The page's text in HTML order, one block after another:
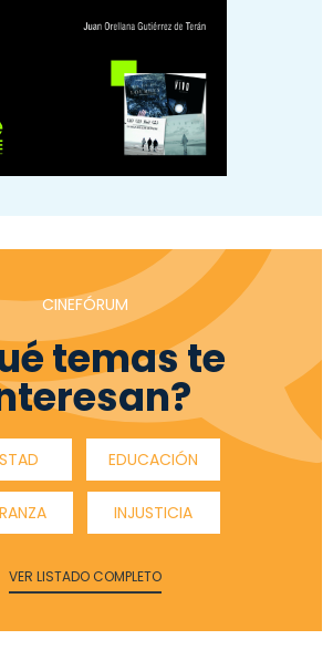
CINEFÓRUM
temas te
EDUCACIÓN
INJUSTICIA
VER LISTADO COMPLETO